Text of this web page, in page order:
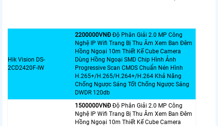
Hik Vision DS-
2CD2420F-IW
2200000VNÐ Độ Phân Giải 2.0 MP Công
Nghệ IP Wifi Trang Bị Thu Âm Xem Ban Đêm
Hồng Ngoại 10m Thiết Kế Cube Camera
Dùng Hồng Ngoại SMD Chip Hình Ảnh
Progressive Scan CMOS Chuẩn Nén Hình
H.265+/H.265/H.264+/H.264 Khả Năng
Chống Ngược Sáng Tốt Chống Ngược Sáng
DWDR 120db
1500000VNÐ Độ Phân Giải 2.0 MP Công
Nghệ IP Wifi Trang Bị Thu Âm Xem Ban Đêm
Hồng Ngoại 10m Thiết Kế Cube Camera